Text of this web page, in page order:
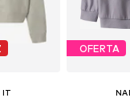
IT
OFERTA